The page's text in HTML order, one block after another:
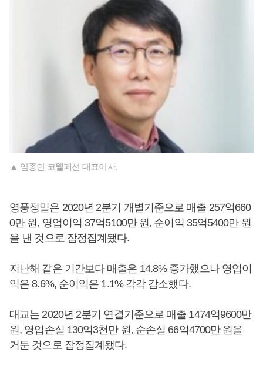
▲ 임종민 코웰패션 대표이사.
영풍정밀은 2020년 2분기 개별기준으로 매출 257억660
0만 원, 영업이익 37억5100만 원, 순이익 35억5400만 원
을 낸 것으로 잠정집계됐다.
지난해 같은 기간보다 매출은 14.8% 증가했으나 영업이
익은 8.6%, 순이익은 1.1% 각각 감소했다.
대교는 2020년 2분기 연결기준으로 매출 1474억9600만
원, 영업손실 130억3천만 원, 순손실 66억4700만 원을
거둔 것으로 잠정집계됐다.